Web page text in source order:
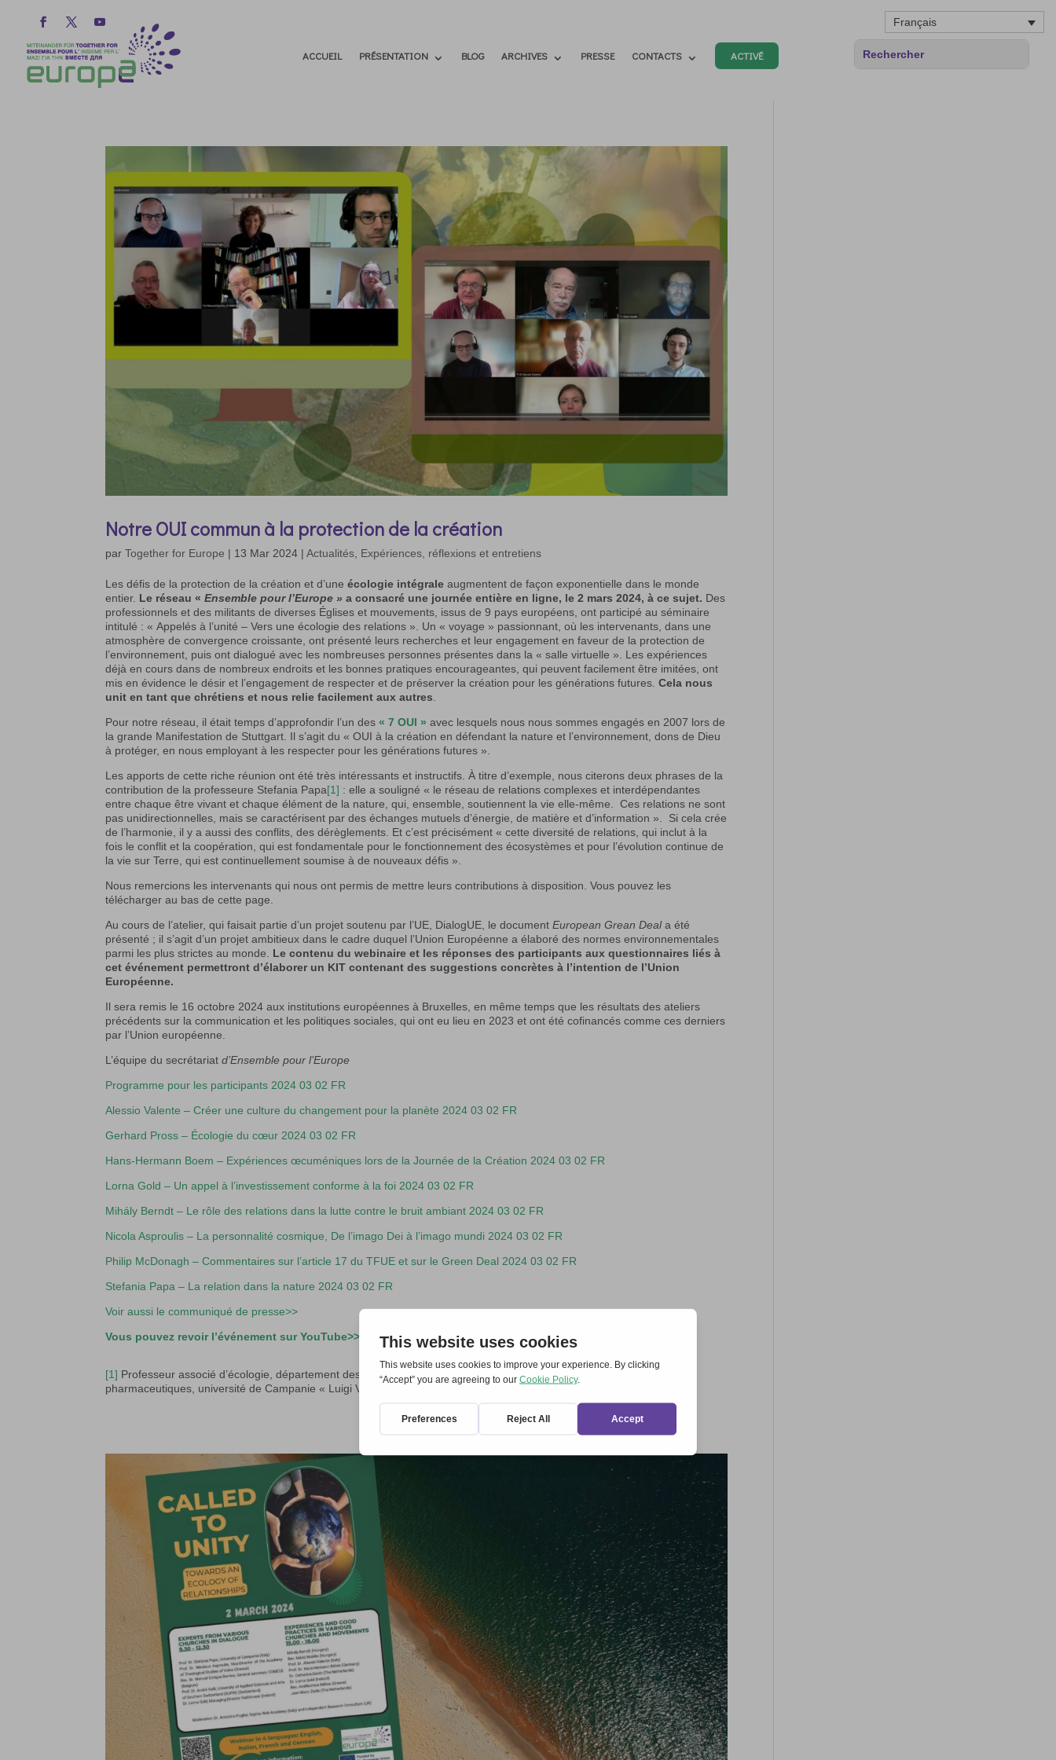
Français
ACCUEIL PRÉSENTATION BLOG ARCHIVES PRESSE CONTACTS ACTIVÉ
Notre OUI commun à la protection de la création
parTogether for Europe | 13 Mar 2024 |Actualités, Expériences, réflexions et entretiens
Les défis de la protection de la création et d’uneécologie intégrale augmentent de façon exponentielle dans le monde
entier. Le réseau «Ensemble pour l’Europe » a consacré une journée entière en ligne, le 2 mars 2024, à ce sujet. Des
professionnels et des militants de diverses Églises et mouvements, issus de 9 pays européens, ont participé au séminaire
intitulé : « Appelés à l’unité – Vers une écologie des relations ». Un « voyage » passionnant, où les intervenants, dans une
atmosphère de convergence croissante, ont présenté leurs recherches et leur engagement en faveur de la protection de
l’environnement, puis ont dialogué avec les nombreuses personnes présentes dans la « salle virtuelle ». Les expériences
déjà en cours dans de nombreux endroits et les bonnes pratiques encourageantes, qui peuvent facilement être imitées, ont
mis en évidence le désir et l’engagement de respecter et de préserver la création pour les générations futures.Cela nous
unit en tant que chrétiens et nous relie facilement aux autres.
Pour notre réseau, il était temps d’approfondir l’un des« 7 OUI » avec lesquels nous nous sommes engagés en 2007 lors de
la grande Manifestation de Stuttgart. Il s’agit du « OUI à la création en défendant la nature et l’environnement, dons de Dieu
à protéger, en nous employant à les respecter pour les générations futures ».
Les apports de cette riche réunion ont été très intéressants et instructifs. À titre d’exemple, nous citerons deux phrases de la
contribution de la professeure Stefania Papa[1] : elle a souligné « le réseau de relations complexes et interdépendantes
entre chaque être vivant et chaque élément de la nature, qui, ensemble, soutiennent la vie elle-même. Ces relations ne sont
pas unidirectionnelles, mais se caractérisent par des échanges mutuels d’énergie, de matière et d’information ». Si cela crée
de l’harmonie, il y a aussi des conflits, des dérèglements. Et c’est précisément « cette diversité de relations, qui inclut à la
fois le conflit et la coopération, qui est fondamentale pour le fonctionnement des écosystèmes et pour l’évolution continue de
la vie sur Terre, qui est continuellement soumise à de nouveaux défis ».
Nous remercions les intervenants qui nous ont permis de mettre leurs contributions à disposition. Vous pouvez les
télécharger au bas de cette page.
Au cours de l’atelier, qui faisait partie d’un projet soutenu par l’UE, DialogUE, le documentEuropean Grean Deala été
présenté ; il s’agit d’un projet ambitieux dans le cadre duquel l’Union Européenne a élaboré des normes environnementales
parmi les plus strictes au monde. Le contenu du webinaire et les réponses des participants aux questionnaires liés à
cet événement permettront d’élaborer un KIT contenant des suggestions concrètes à l’intention de l’Union
Européenne.
Il sera remis le 16 octobre 2024 aux institutions européennes à Bruxelles, en même temps que les résultats des ateliers
précédents sur la communication et les politiques sociales, qui ont eu lieu en 2023 et ont été cofinancés comme ces derniers
par l’Union européenne.
L’équipe du secrétariatd’Ensemble pour l’Europe
Programme pour les participants 2024 03 02 FR
Alessio Valente – Créer une culture du changement pour la planète 2024 03 02 FR
Gerhard Pross – Écologie du cœur 2024 03 02 FR
Hans-Hermann Boem – Expériences œcuméniques lors de la Journée de la Création 2024 03 02 FR
Lorna Gold – Un appel à l’investissement conforme à la foi 2024 03 02 FR
Mihály Berndt – Le rôle des relations dans la lutte contre le bruit ambiant 2024 03 02 FR
Nicola Asproulis – La personnalité cosmique, De l’imago Dei à l’imago mundi 2024 03 02 FR
Philip McDonagh – Commentaires sur l’article 17 du TFUE et sur le Green Deal 2024 03 02 FR
Stefania Papa – La relation dans la nature 2024 03 02 FR
Voir aussi le communiqué de presse>>
Vous pouvez revoir l’événement sur YouTube>>
[1] Professeur associé d’écologie, département des sciences et technologies environnementales, biologiques et
pharmaceutiques, université de Campanie « Luigi Vanvitelli », Italie